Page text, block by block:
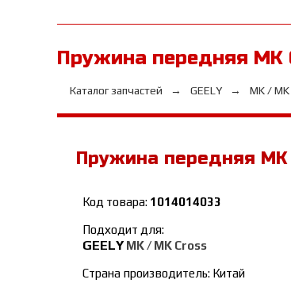
Пружина передняя MK
Каталог запчастей GEELY MK /
Пружина передняя MK
Код товара: 1014014033
Подходит для:
GEELY MK / MK Cross
Страна производитель: Китай